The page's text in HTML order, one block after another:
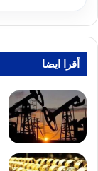
أقرا ايضا